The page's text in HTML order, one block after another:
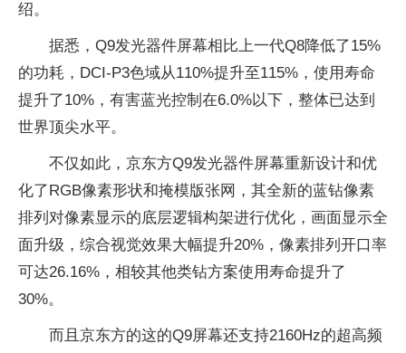
绍。
据悉，Q9发光器件屏幕相比上一代Q8降低了15%
的功耗，DCI-P3色域从110%提升至115%，使用寿命
提升了10%，有害蓝光控制在6.0%以下，整体已达到
世界顶尖水平。
不仅如此，京东方Q9发光器件屏幕重新设计和优
化了RGB像素形状和掩模版张网，其全新的蓝钻像素
排列对像素显示的底层逻辑构架进行优化，画面显示全
面升级，综合视觉效果大幅提升20%，像素排列开口率
可达26.16%，相较其他类钻方案使用寿命提升了
30%。
而且京东方的这的Q9屏幕还支持2160Hz的超高频